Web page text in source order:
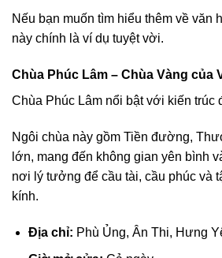
Nếu bạn muốn tìm hiểu thêm về văn
này chính là ví dụ tuyệt vời.
Chùa Phúc Lâm – Chùa Vàng của
Chùa Phúc Lâm nổi bật với kiến trúc
Ngôi chùa này gồm Tiền đường,
lớn, mang đến không gian yên bình
nơi lý tưởng để cầu tài, cầu phúc và
kính.
Địa chỉ: Phù Ủng, Ân Thi, Hưng